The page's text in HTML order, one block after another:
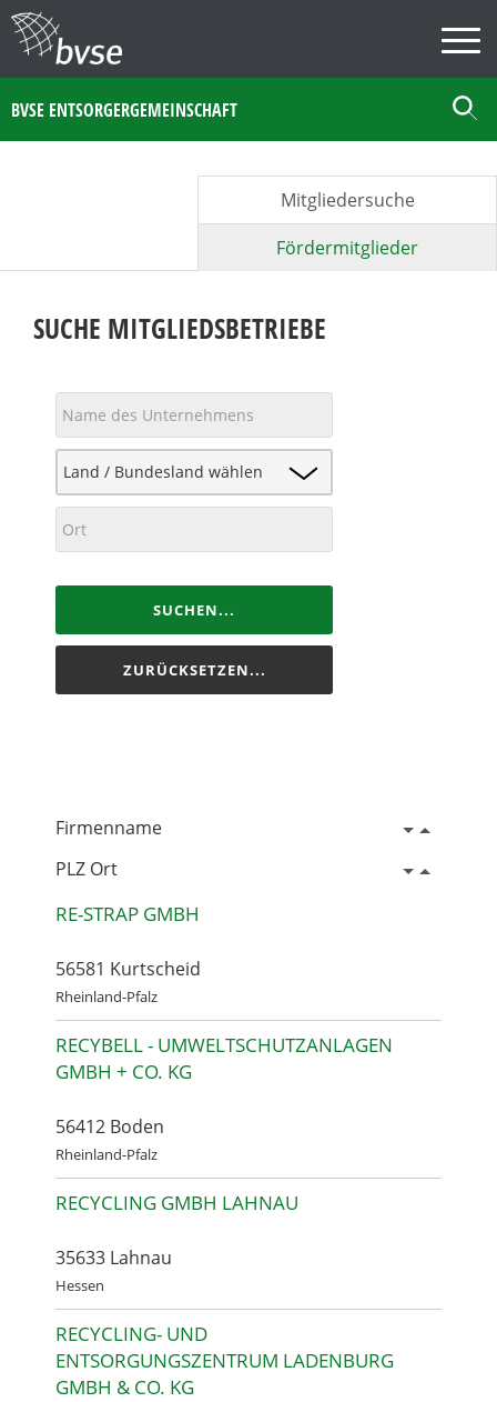
BVSE ENTSORGERGEMEINSCHAFT
Mitgliedersuche
Fördermitglieder
SUCHE MITGLIEDSBETRIEBE
SUCHEN...
ZURÜCKSETZEN...
Firmenname
PLZ Ort
RE-STRAP GMBH
56581 Kurtscheid
Rheinland-Pfalz
RECYBELL - UMWELTSCHUTZANLAGEN
GMBH + CO. KG
56412 Boden
Rheinland-Pfalz
RECYCLING GMBH LAHNAU
35633 Lahnau
Hessen
RECYCLING- UND
ENTSORGUNGSZENTRUM LADENBURG
GMBH & CO. KG